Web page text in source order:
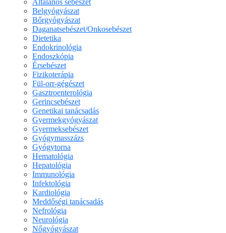
Belgyógyászat
Bőrgyógyászat
Daganatsebészet/Onkosebészet
Dietetika
Endokrinológia
Endoszkópia
Érsebészet
Fizikoterápia
Fül-orr-gégészet
Gasztroenterológia
Gerincsebészet
Genetikai tanácsadás
Gyermekgyógyászat
Gyermeksebészet
Gyógymasszázs
Gyógytorna
Hematológia
Hepatológia
Immunológia
Infektológia
Kardiológia
Meddőségi tanácsadás
Nefrológia
Neurológia
Nőgyógyászat